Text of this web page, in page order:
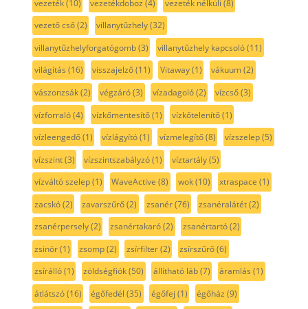
vezeték(10) vezetékdoboz (4) vezeték nélküli (8)
vezető cső(2) villanytűzhely(32)
villanytűzhelyforgatógomb(3) villanytűzhely kapcsoló(11)
világítás (16) visszajelző(11) Vitaway(1) vákuum(2)
vászonzsák(2) végzáró(3) vízadagoló(2) vízcső(3)
vízforraló(4) vízkőmentesítő(1) vízkőtelenítő(1)
vízleengedő(1) vízlágyító(1) vízmelegítő(8) vízszelep(5)
vízszint(3) vízszintszabályzó(1) víztartály(5)
vízváltó szelep(1) WaveActive (8) wok(10) xtraspace (1)
zacskó(2) zavarszűrő(2) zsanér(76) zsanéralátét(2)
zsanérpersely(2) zsanértakaró(2) zsanértartó(2)
zsinór(1) zsomp(2) zsírfilter(2) zsírszűrő(6)
zsírálló(1) zöldségfiók(50) állítható láb(7) áramlás (1)
átlátszó(16) égőfedél (35) égőfej (1) égőház (9)